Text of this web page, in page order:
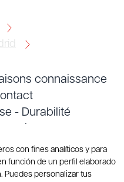
connaissance
- Durabilité
con fines analíticos y para
función de un perfil elaborado
Puedes personalizar tus